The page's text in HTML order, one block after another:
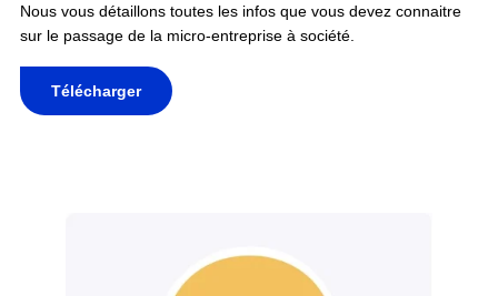
Nous vous détaillons toutes les infos que vous devez connaitre
sur le passage de la micro-entreprise à société.
Télécharger